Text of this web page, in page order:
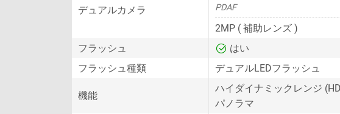
デュアルカメラ PDAF
2MP ( 補助レンズ )
フラッシュ
はい
フラッシュ種類
デュアルLEDフラッシュ
機能
ハイダイナミックレンジ
パノラマ